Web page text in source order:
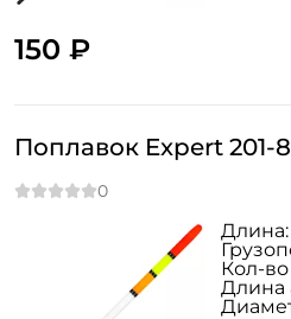
150 ₽
Поплавок Expert 201-
Длина:
Кол-во
Длина